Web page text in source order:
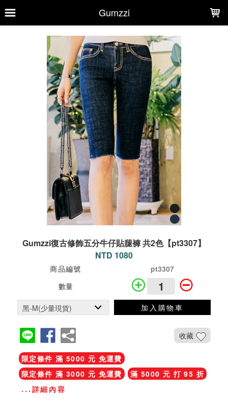
Gumzzi
Gumzzi復古修飾五分牛仔貼腿褲 共2色【pt3307】
NTD 1080
商品編號
pt3307
數量
加入購物車
收藏
限定條件 滿 5000 元 免運費
限定條件 滿 3000 元 免運費
滿 5000 元 打 95 折
...詳細內容